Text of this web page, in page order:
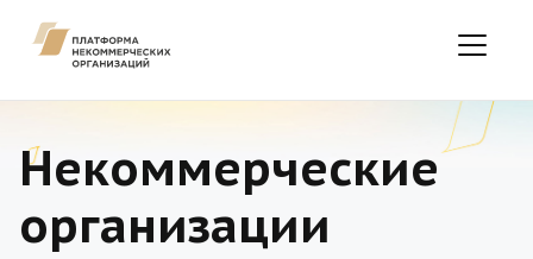
Некоммерческие
организации